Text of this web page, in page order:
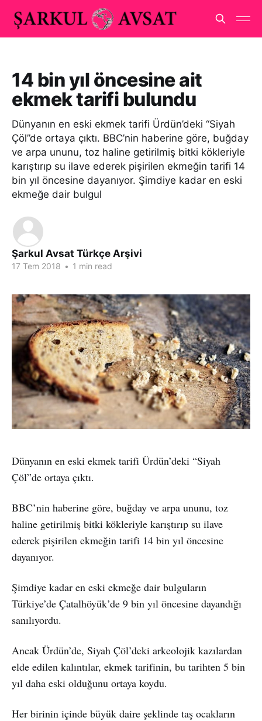
14 bin yıl öncesine ait
ekmek tarifi bulundu
Dünyanın en eski ekmek tarifi Ürdün’deki “Siyah
Çöl”de ortaya çıktı. BBC’nin haberine göre, buğday
ve arpa ununu, toz haline getirilmiş bitki kökleriyle
karıştırıp su ilave ederek pişirilen ekmeğin tarifi 14
bin yıl öncesine dayanıyor. Şimdiye kadar en eski
ekmeğe dair bulgul
Şarkul Avsat Türkçe Arşivi
17 Tem 2018 • 1 min read
Dünyanın en eski ekmek tarifi Ürdün’deki “Siyah
Çöl”de ortaya çıktı.
BBC’nin haberine göre, buğday ve arpa ununu, toz
haline getirilmiş bitki kökleriyle karıştırıp su ilave
ederek pişirilen ekmeğin tarifi 14 bin yıl öncesine
dayanıyor.
Şimdiye kadar en eski ekmeğe dair bulguların
Türkiye’de Çatalhöyük’de 9 bin yıl öncesine dayandığı
sanılıyordu.
Ancak Ürdün’de, Siyah Çöl’deki arkeolojik kazılardan
elde edilen kalıntılar, ekmek tarifinin, bu tarihten 5 bin
yıl daha eski olduğunu ortaya koydu.
Her birinin içinde büyük daire şeklinde taş ocakların